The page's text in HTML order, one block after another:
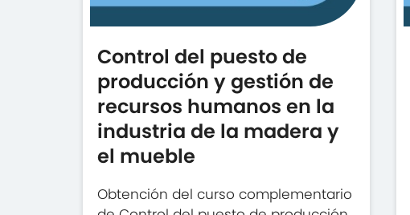
Control del puesto de
producción y gestión de
recursos humanos en la
industria de la madera y
el mueble
Obtención del curso complementario